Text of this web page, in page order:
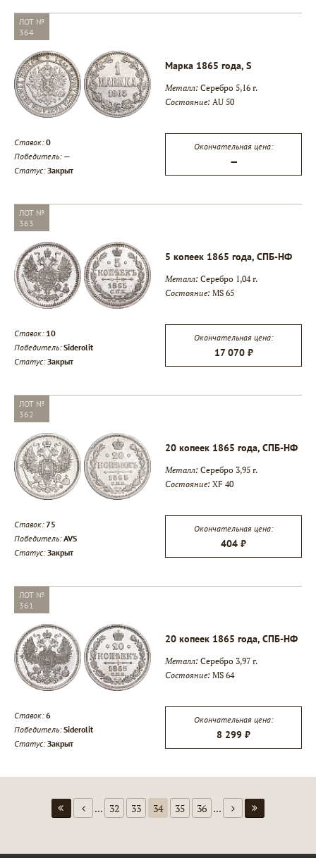
ЛОТ №
364
Марка 1865 года, S
Металл: Серебро 5,16 г.
Состояние: AU 50
Ставок:0
Победитель: —
Статус:Закрыт
Окончательная цена:
—
ЛОТ №
363
5 копеек 1865 года, СПБ-НФ
Металл: Серебро 1,04 г.
Состояние: MS 65
Ставок: 10
Победитель: Siderolit
Статус:Закрыт
Окончательная цена:
17 070 ₽
ЛОТ №
362
20 копеек 1865 года, СПБ-НФ
Металл: Серебро 3,95 г.
Состояние: XF 40
Ставок:75
Победитель: AVS
Статус:Закрыт
Окончательная цена:
404 ₽
ЛОТ №
361
20 копеек 1865 года, СПБ-НФ
Металл: Серебро 3,97 г.
Состояние: MS 64
Ставок:6
Победитель: Siderolit
Статус:Закрыт
Окончательная цена:
8 299 ₽
... 32 33 34 35 36 ...